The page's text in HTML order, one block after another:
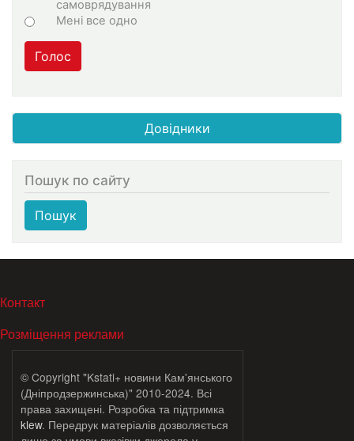
самоврядування
Мені все одно
Голос
Довідники
Пошук по сайту
Пошук
МЕНЮ В ПОДВАЛЕ
Контакт
Розміщення реклами
© Copyright "Kstati+ новини Кам'янського
(Дніпродзержинська)" 2010-2024. Всі
права захищені. Розробка та підтримка
klew. Передрук матеріалів дозволяється